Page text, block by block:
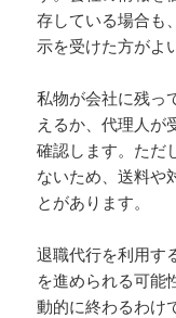
存している場合も
示を受けた方がよ
私物が会社に残っ
えるか、代理人が
確認します。ただ
ないため、送料や
とがあります。
退職代行を利用す
を進められる可能
動的に終わるわけ